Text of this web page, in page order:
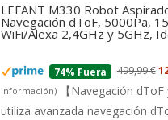
LEFANT M330 Robot
Navegación dToF, 5000Pa,
WiFi/Alexa 2,4GHz y 5GHz,
74% Fuera 499,99 €
información)
【Navegación
utiliza avanzada navegación